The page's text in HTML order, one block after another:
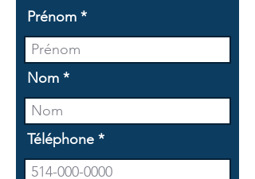
Prénom
Nom
Téléphone